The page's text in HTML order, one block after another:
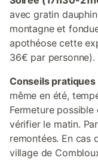
avec gratin
montagne et
apothéose cette
36€ par personne).
Conseils pratiques
même en été,
Fermeture
vérifier le matin.
remontées. En cas
village de